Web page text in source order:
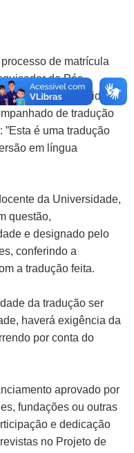
de matrícula
de Pós-
em que foi expedido,
de tradução
”Esta é uma tradução
em língua
da Universidade,
questão,
e designado pelo
conferindo a
a tradução feita.
da tradução ser
haverá exigência da
por conta do
aprovado por
fundações ou outras
e dedicação
no Projeto de